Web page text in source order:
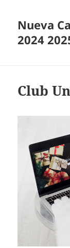
Nueva
2024
Club